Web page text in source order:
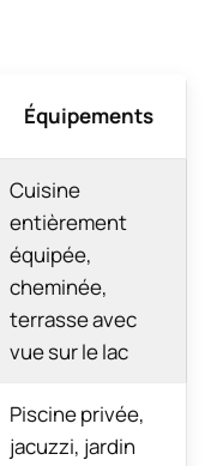
Équipements
Cuisine
entièrement
équipée,
cheminée,
terrasse avec
vue sur le lac
Piscine privée,
jacuzzi, jardin